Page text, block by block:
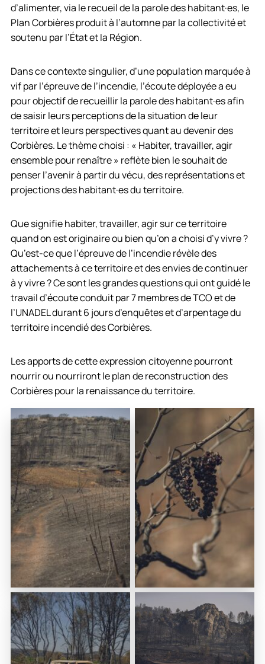
d’alimenter, via le recueil de la parole des habitant·es, le
Plan Corbières produit à l’automne par la collectivité et
soutenu par l’État et la Région.
Dans ce contexte singulier, d’une population marquée à
vif par l’épreuve de l’incendie, l’écoute déployée a eu
pour objectif de recueillir la parole des habitant·es afin
de saisir leurs perceptions de la situation de leur
territoire et leurs perspectives quant au devenir des
Corbières. Le thème choisi : « Habiter, travailler, agir
ensemble pour renaître » reflète bien le souhait de
penser l’avenir à partir du vécu, des représentations et
projections des habitant·es du territoire.
Que signifie habiter, travailler, agir sur ce territoire
quand on est originaire ou bien qu’on a choisi d’y vivre ?
Qu’est-ce que l’épreuve de l’incendie révèle des
attachements à ce territoire et des envies de continuer
à y vivre ? Ce sont les grandes questions qui ont guidé le
travail d’écoute conduit par 7 membres de TCO et de
l’UNADEL durant 6 jours d’enquêtes et d’arpentage du
territoire incendié des Corbières.
Les apports de cette expression citoyenne pourront
nourrir ou nourriront le plan de reconstruction des
Corbières pour la renaissance du territoire.